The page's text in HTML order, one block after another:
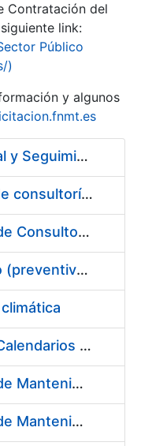
Contratación del
link:
Público
)
y algunos
Servicio Médico Asistencial y Seguimiento del Absentismo Laboral
Contratación de Servicio de consultoría para implantación por fases de un sistema de gestión del ciclo de vida de las aplicaciones en el área de desarrollo de CERES (Fase 1).
Contratación del Servicio de Consultoría para la Definición de la Arquitectura Empresarial de la FNMT-RCM
Servicio de Mantenimiento (preventivo, correctivo y legal) de los Aparatos Elevadores de la Fábrica Nacional de Moneda y Timbre-Real Casa de la Moneda, en Madrid.
Suministro de Agendas y Calendarios para la FNMT-RCM
Contratación del Servicio de Mantenimiento de Licencias de Liferay
Contratación del Servicio de Mantenimiento de los equipos multifuncionales marca Ricoh